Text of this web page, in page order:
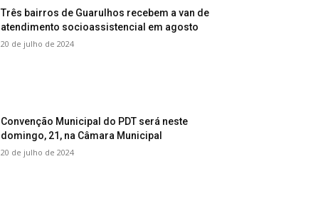
Três bairros de Guarulhos recebem a van de
atendimento socioassistencial em agosto
20 de julho de 2024
Convenção Municipal do PDT será neste
domingo, 21, na Câmara Municipal
20 de julho de 2024